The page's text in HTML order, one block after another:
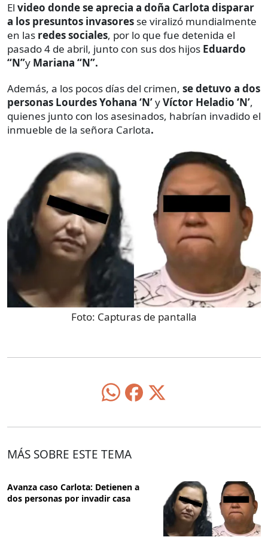
El video donde se aprecia a doña Carlota disparar
a los presuntos invasores se viralizó mundialmente
en las redes sociales, por lo que fue detenida el
pasado 4 de abril, junto con sus dos hijos Eduardo
“N”y Mariana “N”.
Además, a los pocos días del crimen, se detuvo a dos
personas Lourdes Yohana ‘N’yVíctor Heladio ‘N’,
quienes junto con los asesinados, habrían invadido el
inmueble de la señora Carlota.
Foto: Capturas de pantalla
MÁS SOBRE ESTE TEMA
Avanza caso Carlota: Detienen a
dos personas por invadir casa